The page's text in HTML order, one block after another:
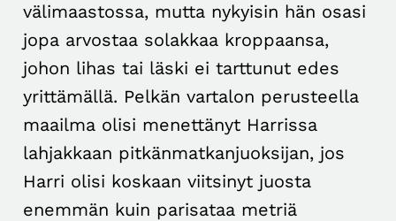
välimaastossa, mutta nykyisin hän osasi
jopa arvostaa solakkaa kroppaansa,
johon lihas tai läski ei tarttunut edes
yrittämällä. Pelkän vartalon perusteella
maailma olisi menettänyt Harrissa
lahjakkaan pitkänmatkanjuoksijan, jos
Harri olisi koskaan viitsinyt juosta
enemmän kuin parisataa metriä